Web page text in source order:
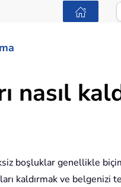
boşluklar genellikle
kaldırmak ve belgenizi